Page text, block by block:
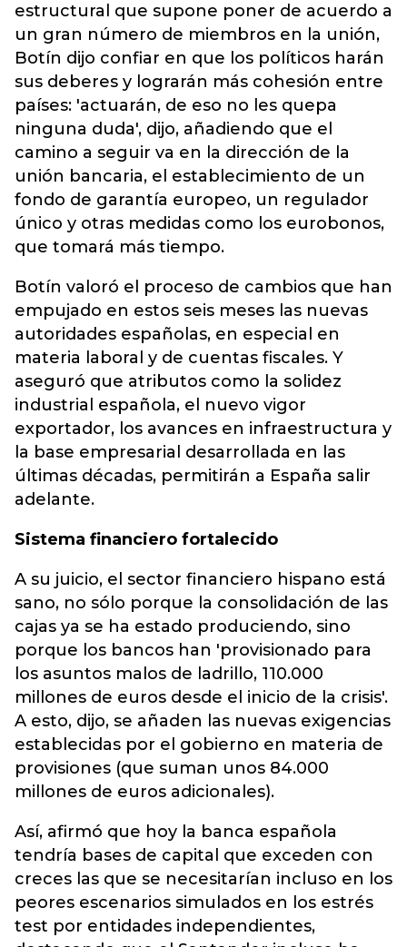
estructural que supone poner de acuerdo a
un gran número de miembros en la unión,
Botín dijo confiar en que los políticos harán
sus deberes y lograrán más cohesión entre
países: 'actuarán, de eso no les quepa
ninguna duda', dijo, añadiendo que el
camino a seguir va en la dirección de la
unión bancaria, el establecimiento de un
fondo de garantía europeo, un regulador
único y otras medidas como los eurobonos,
que tomará más tiempo.
Botín valoró el proceso de cambios que han
empujado en estos seis meses las nuevas
autoridades españolas, en especial en
materia laboral y de cuentas fiscales. Y
aseguró que atributos como la solidez
industrial española, el nuevo vigor
exportador, los avances en infraestructura y
la base empresarial desarrollada en las
últimas décadas, permitirán a España salir
adelante.
Sistema financiero fortalecido
A su juicio, el sector financiero hispano está
sano, no sólo porque la consolidación de las
cajas ya se ha estado produciendo, sino
porque los bancos han 'provisionado para
los asuntos malos de ladrillo, 110.000
millones de euros desde el inicio de la crisis'.
A esto, dijo, se añaden las nuevas exigencias
establecidas por el gobierno en materia de
provisiones (que suman unos 84.000
millones de euros adicionales).
Así, afirmó que hoy la banca española
tendría bases de capital que exceden con
creces las que se necesitarían incluso en los
peores escenarios simulados en los estrés
test por entidades independientes,